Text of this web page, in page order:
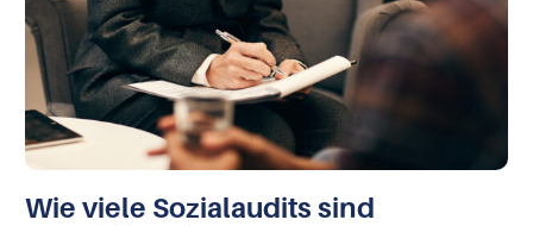
Wie viele Sozialaudits sind